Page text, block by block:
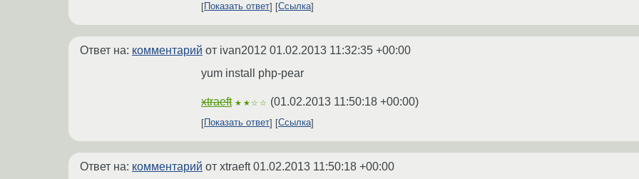
Показать ответ
Ссылка
Ответ на: комментарий от ivan2012 01.02.2013 11:32:35 +00:00
yum install php-pear
xtraeft ★★☆☆ (01.02.2013 11:50:18 +00:00)
Показать ответ Ссылка
Ответ на: комментарий от xtraeft01.02.2013 11:50:18 +00:00